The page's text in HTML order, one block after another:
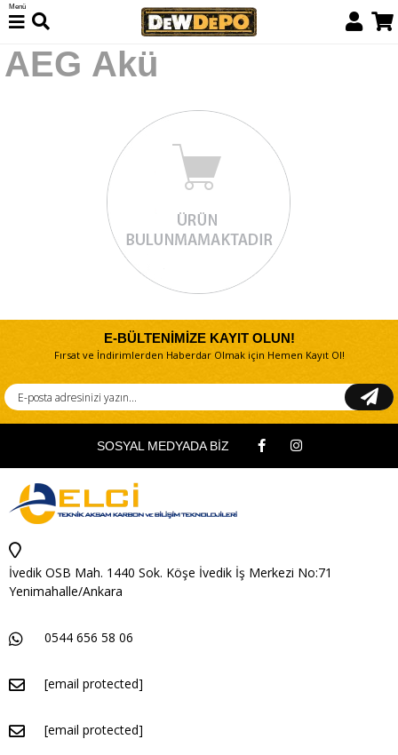
Menü
AEG Akü
E-BÜLTENİMİZE KAYIT OLUN!
Fırsat ve İndirimlerden Haberdar Olmak için Hemen Kayıt Ol!
SOSYAL MEDYADA BİZ
İvedik OSB Mah. 1440 Sok. Köşe İvedik İş Merkezi No:71
Yenimahalle/Ankara
0544 656 58 06
[email protected]
[email protected]